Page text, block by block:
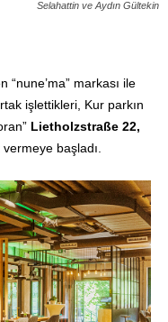
Selahattin ve Aydın Gültekin
markası ile
işlettikleri, Kur parkın
Lietholzstraße 22,
başladı.